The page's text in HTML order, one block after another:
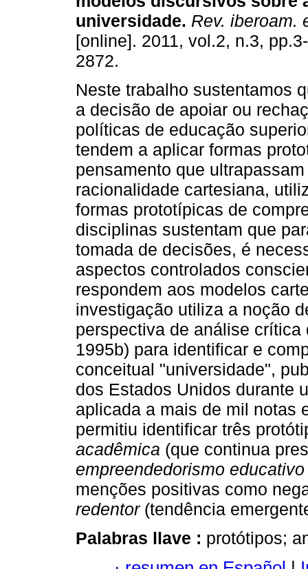
universidade. Rev. iberoam.
[online]. 2011, vol.2, n.3,
2872.
Neste trabalho sustentamos
a decisão de apoiar ou
políticas de educação
tendem a aplicar formas
pensamento que
racionalidade cartesiana,
formas prototípicas de
disciplinas sustentam que
tomada de decisões, é
aspectos controlados
respondem aos modelos
investigação utiliza a noção
perspectiva de análise
1995b) para identificar e
conceitual "universidade",
dos Estados Unidos durante
aplicada a mais de mil notas
permitiu identificar três
acadêmica (que continua
empreendedorismo educativo
menções positivas como
redentor(tendência
Palabras llave : protótipos;